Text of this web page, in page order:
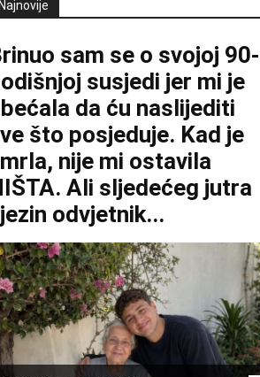
Najnovije
sam se o svojoj 90-
susjedi jer mi je
da ću naslijediti
što posjeduje. Kad je
nije mi ostavila
Ali sljedećeg jutra
odvjetnik...